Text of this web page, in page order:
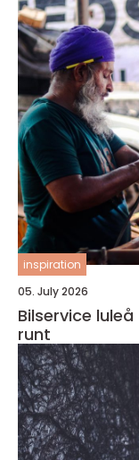
inspiration
05. July 2026
Bilservice luleå så tar du hand om bilen året
runt